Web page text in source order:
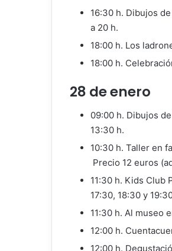
16:30 h. Dibujos
a 20 h.
18:00 h. Los
18:00 h.
28 de enero
09:00 h. Dibujos
13:30 h.
10:30 h. Taller en
Precio 12 euros
11:30 h. Kids Club
17:30, 18:30 y
11:30 h. Al museo
12:00 h.
12:00 h.